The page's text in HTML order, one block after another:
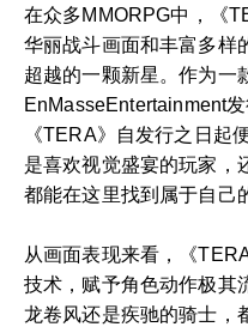
在众多MMORPG中，《
华丽战斗画面和丰富多样
超越的一颗新星。作为一
EnMasseEntertainment
《TERA》自发行之日起
是喜欢视觉盛宴的玩家，
都能在这里找到属于自己
从画面表现来看，《
技术，赋予角色动作极其
龙卷风还是疾驰的骑士，